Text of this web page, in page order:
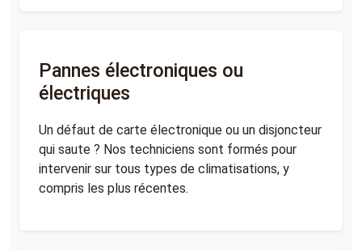
Pannes électroniques ou
électriques
Un défaut de carte électronique ou un disjoncteur
qui saute ? Nos techniciens sont formés pour
intervenir sur tous types de climatisations, y
compris les plus récentes.